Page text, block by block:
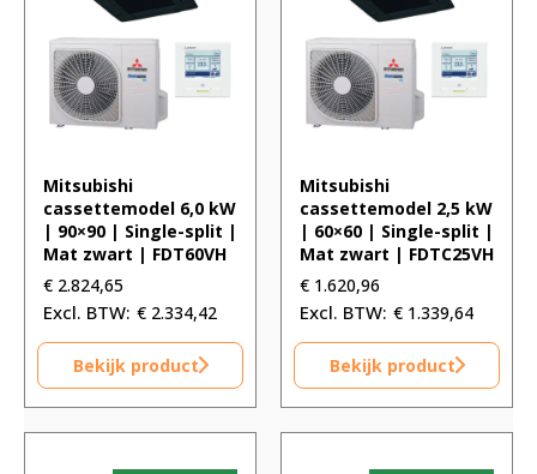
Mitsubishi
cassettemodel 6,0 kW
| 90×90 | Single-split |
Mat zwart | FDT60VH
€ 2.824,65
€ 2.334,42
Bekijk product
Mitsubishi
cassettemodel 2,5 kW
| 60×60 | Single-split |
Mat zwart | FDTC25VH
€ 1.620,96
€ 1.339,64
Bekijk product